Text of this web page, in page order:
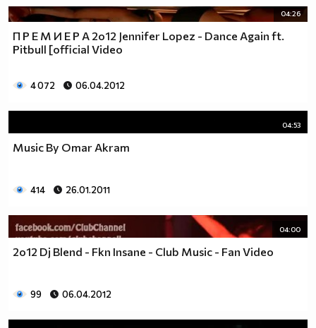
04:26
П Р Е М И Е Р А 2o12 Jennifer Lopez - Dance Again ft.
Pitbull [official Video
4 072 06.04.2012
04:53
Music By Omar Akram
414 26.01.2011
04:00
2o12 Dj Blend - Fkn Insane - Club Music - Fan Video
99 06.04.2012